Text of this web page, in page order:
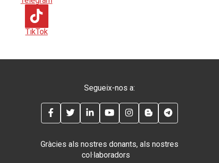
TikTok
Segueix-nos a:
FACEBOOKTWITTERLINKEDINYOUTUBEINSTAGRAM
BLOG
Gràcies als nostres donants, als nostres
col·laboradors